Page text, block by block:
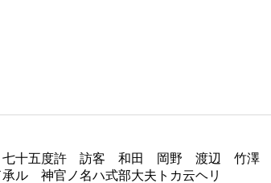
十五度許 訪客 和田 岡野 渡辺 竹澤
ル 神官ノ名ハ式部大夫トカ云ヘリ